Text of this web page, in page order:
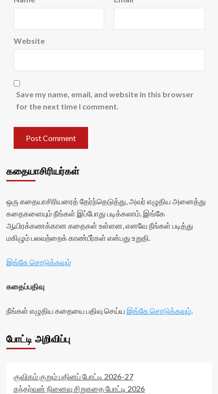
Website
Save my name, email, and website in this browser
for the next time I comment.
கதையாசிரியர்கள்
ஒரு கதையாசிரியரைத் தேர்ந்தெடுத்து, அவர் எழுதிய அனைத்து
கதைகளையும் நீங்கள் இப்போது படிக்கலாம். இங்கே
ஆயிரக்கணக்கான கதைகள் உள்ளன, எனவே நீங்கள் படித்து
மகிழும் பலவற்றைக் காண்பீர்கள் என்பது உறுதி.
இங்கே சொடுக்கவும்
கதைப்பதிவு
நீங்கள் எழுதிய கதையை பதிவு செய்ய இங்கே சொடுக்கவும்.
போட்டி அறிவிப்பு
குவிகம் குறும் புதினப் போட்டி 2026-27
கந்தர்வன் நினைவு சிறுகதை போட்டி 2026